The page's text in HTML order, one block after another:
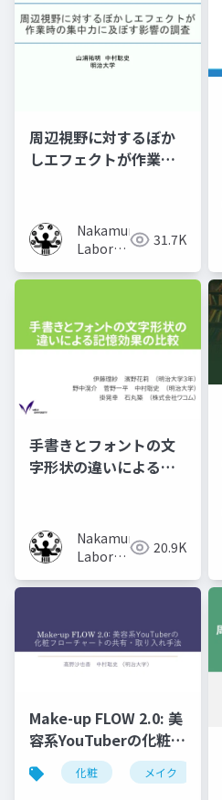
周辺視野に対するぼか
しエフェクトが作業時
Nakamura
Laboratory
University)
31.7K
手書きとフォントの文
字形状の違いによる記
Nakamura
Laboratory
University)
20.9K
Make-up FLOW 2.0: 美
容系YouTuberの化粧フ
ローチャートの共有・
取り入れ手法
化粧 メイク